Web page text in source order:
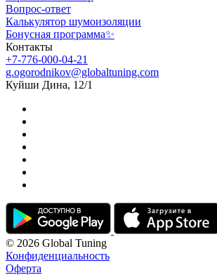
Вопрос-ответ
Калькулятор шумоизоляции
Бонусная программа✨
Контакты
+7-776-000-04-21
g.ogorodnikov@globaltuning.com
Куйши Дина, 12/1
© 2026 Global Tuning
Конфиденциальность
Оферта